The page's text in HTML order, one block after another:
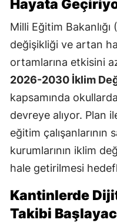
Hayata
Milli Eğitim
değişikliği ve artan
ortamlarına etkisini
2026-2030 İklim
kapsamında
devreye alıyor. Plan
eğitim çalışanlarının
kurumlarının iklim
hale getirilmesi
Kantinlerde
Takibi